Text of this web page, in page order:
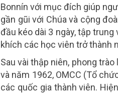
Bonnín với mục đích giúp
gần gũi với Chúa và cộng
đầu kéo dài 3 ngày, tập
khích các học viên trở thành
Sau vài thập niên, phong
và năm 1962, OMCC (Tổ
các quốc gia thành viên.